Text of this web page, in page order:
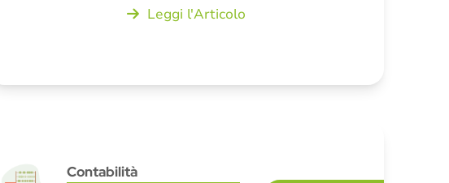
Leggi l'Articolo
Contabilità